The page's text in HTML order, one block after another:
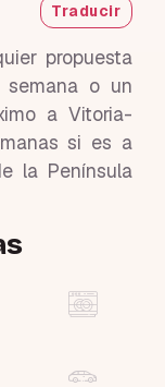
Traducir
propuesta
o un
a Vitoria-
si es a
la Península